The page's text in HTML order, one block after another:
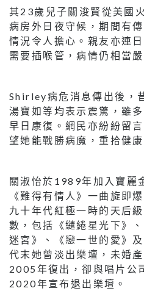
其23歲兒子關浚賢從美國
病房外日夜守候，期間有
情況令人擔心。親友亦連
需要插喉管，病情仍相當嚴
Shirley病危消息傳出後，
湯寶如等均表示震驚，雖
早日康復。網民亦紛紛留
望她能戰勝病魔，重拾健康
關淑怡於1989年加入寶麗
《難得有情人》一曲旋即
九十年代紅極一時的天后
數，包括《繾綣星光下》
迷宮》、《戀一世的愛》
代末她曾淡出樂壇，未婚
2005年復出，卻與唱片公
2020年宣布退出樂壇。